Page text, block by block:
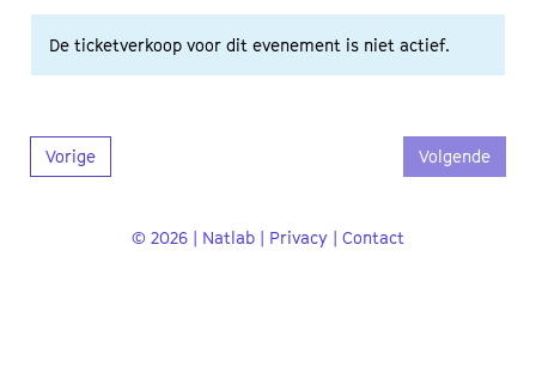
De ticketverkoop voor dit evenement is niet actief.
Vorige Volgende
© 2026 | Natlab | Privacy | Contact